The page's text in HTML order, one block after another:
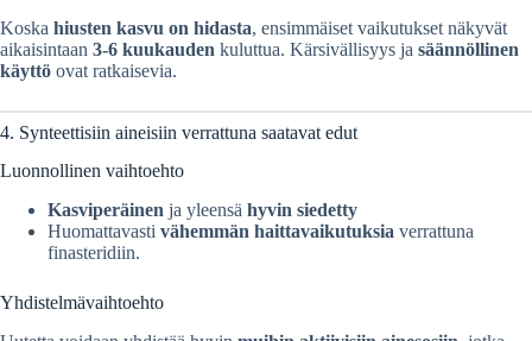
Koska hiusten kasvu on hidasta, ensimmäiset vaikutukset näkyvät
aikaisintaan 3-6 kuukauden kuluttua. Kärsivällisyys ja säännöllinen
käyttö ovat ratkaisevia.
4. Synteettisiin aineisiin verrattuna saatavat edut
Luonnollinen vaihtoehto
Kasviperäinen ja yleensä hyvin siedetty
Huomattavasti vähemmän haittavaikutuksia verrattuna
finasteridiin.
Yhdistelmävaihtoehto